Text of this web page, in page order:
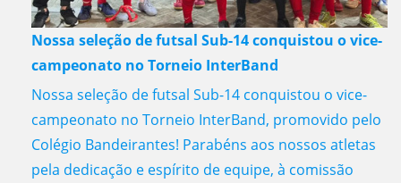
Nossa seleção de futsal Sub-14 conquistou o vice-
campeonato no Torneio InterBand
Nossa seleção de futsal Sub-14 conquistou o vice-
campeonato no Torneio InterBand, promovido pelo
Colégio Bandeirantes! Parabéns aos nossos atletas
pela dedicação e espírito de equipe, à comissão